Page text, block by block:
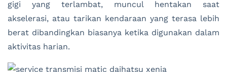
gigi yang terlambat, muncul hentakan saat
akselerasi, atau tarikan kendaraan yang terasa lebih
berat dibandingkan biasanya ketika digunakan dalam
aktivitas harian.